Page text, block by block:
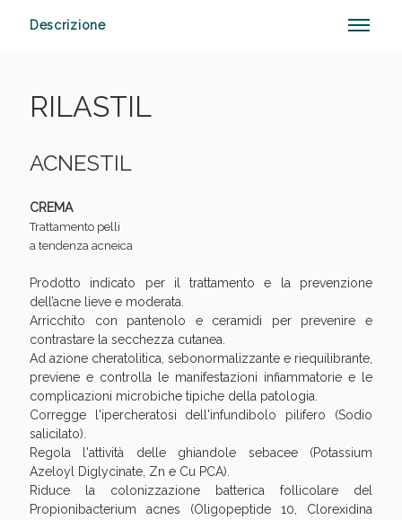
Descrizione
RILASTIL
ACNESTIL
CREMA
Trattamento pelli
a tendenza acneica
Prodotto indicato per il trattamento e la prevenzione
dell’acne lieve e moderata.
Arricchito con pantenolo e ceramidi per prevenire e
contrastare la secchezza cutanea.
Ad azione cheratolitica, sebonormalizzante e riequilibrante,
previene e controlla le manifestazioni infiammatorie e le
complicazioni microbiche tipiche della patologia.
Corregge l'ipercheratosi dell'infundibolo pilifero (Sodio
salicilato).
Regola l'attività delle ghiandole sebacee (Potassium
Azeloyl Diglycinate, Zn e Cu PCA).
Riduce la colonizzazione batterica follicolare del
Propionibacterium acnes (Oligopeptide 10, Clorexidina
Benessere Intestinale: Sconto fino al 55% valido
oggi!